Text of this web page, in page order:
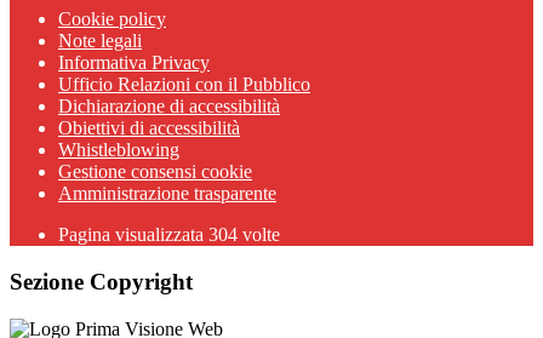
Cookie policy
Note legali
Informativa Privacy
Ufficio Relazioni con il Pubblico
Dichiarazione di accessibilità
Obiettivi di accessibilità
Whistleblowing
Gestione consensi cookie
Amministrazione trasparente
Pagina visualizzata 304 volte
Sezione Copyright